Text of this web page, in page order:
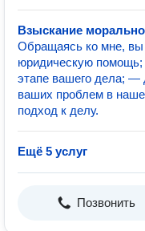
Взыскание
Обращаясь ко мне,
юридическую
этапе вашего дела;
ваших проблем в
подход к делу.
Ещё 5 услуг
Позвонить